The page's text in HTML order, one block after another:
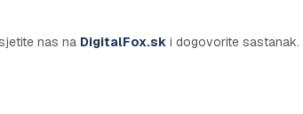
nas na DigitalFox.sk i dogovorite sastanak.